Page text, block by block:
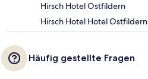
Hirsch Hotel Ostfildern
Hirsch Hotel Hotel Ostfildern
Häufig gestellte Fragen